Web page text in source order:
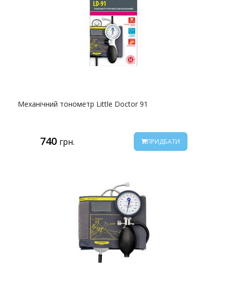
Механічний тонометр Little Doctor 91
740 грн. ПРИДБАТИ